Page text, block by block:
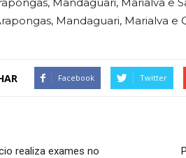
Mandaguari, Marialva e
Facebook Twitter
realiza exames no